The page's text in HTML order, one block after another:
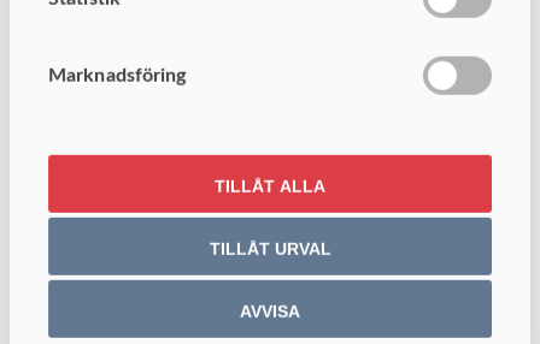
Marknadsföring
TILLÅT ALLA
TILLÅT URVAL
AVVISA